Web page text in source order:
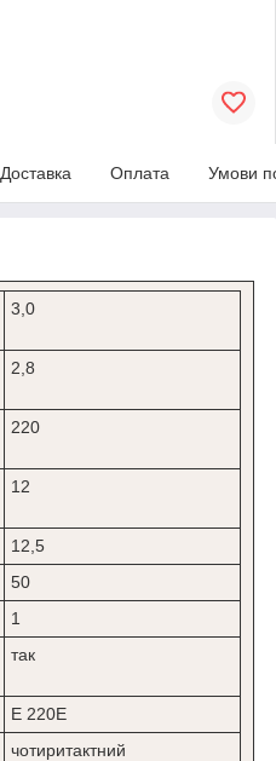
Доставка Оплата Умови
3,0
2,8
220
12
12,5
50
1
так
Е 220Е
чотиритактний